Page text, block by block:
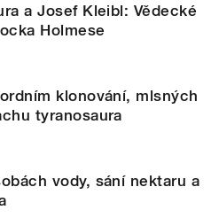
a Josef Kleibl: Vědecké
Holmese
klonování, mlsných
tyranosaura
vody, sání nektaru a